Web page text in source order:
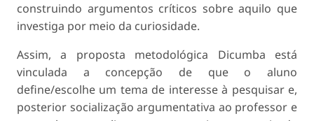
construindo argumentos críticos sobre aquilo que
investiga por meio da curiosidade.
Assim, a proposta metodológica Dicumba está
vinculada a concepção de que o aluno
define/escolhe um tema de interesse à pesquisar e,
posterior socialização argumentativa ao professor e